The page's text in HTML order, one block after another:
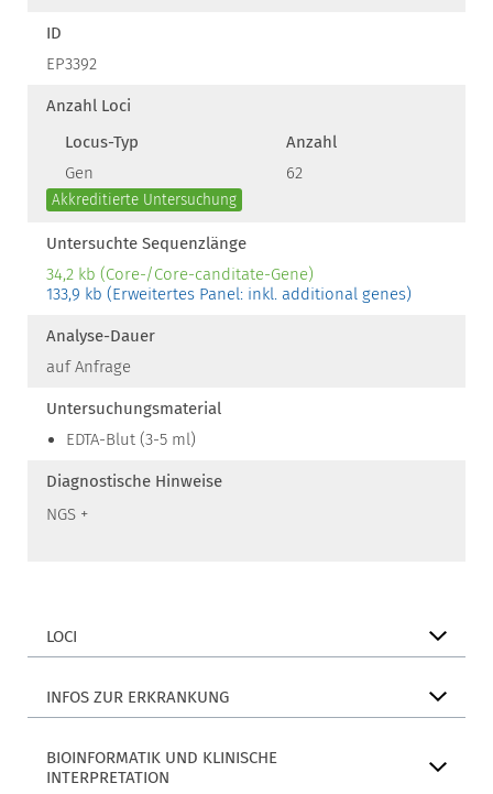
ID
EP3392
Anzahl Loci
Locus-Typ
Anzahl
Gen
62
Akkreditierte Untersuchung
Untersuchte Sequenzlänge
34,2 kb (Core-/Core-canditate-Gene)
133,9 kb (Erweitertes Panel: inkl. additional genes)
Analyse-Dauer
auf Anfrage
Untersuchungsmaterial
EDTA-Blut (3-5 ml)
Diagnostische Hinweise
NGS +
LOCI
INFOS ZUR ERKRANKUNG
BIOINFORMATIK UND KLINISCHE
INTERPRETATION